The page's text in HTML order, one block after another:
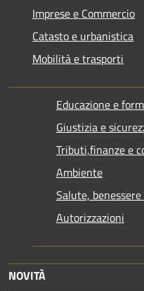
Imprese e Commercio
Catasto e urbanistica
Mobilità e trasporti
Educazione e
Giustizia e
Tributi,finanze e
Ambiente
Salute,
Autorizzazioni
NOVITÀ